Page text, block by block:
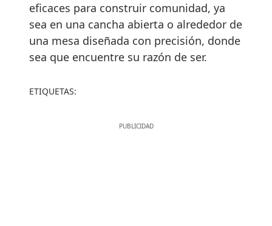
eficaces para construir comunidad, ya
sea en una cancha abierta o alrededor de
una mesa diseñada con precisión, donde
sea que encuentre su razón de ser.
ETIQUETAS: